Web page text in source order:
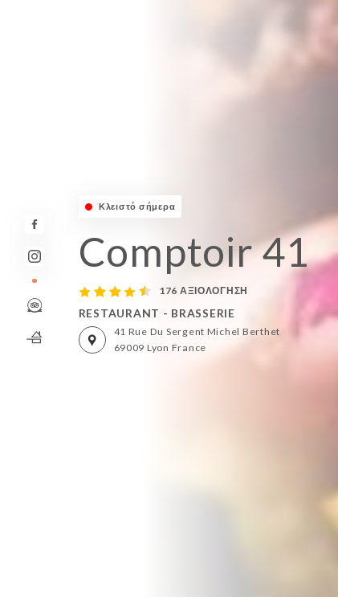
Κλειστό σήμερα
Comptoir 41
176 ΑΞΙΟΛΌΓΗΣΗ
RESTAURANT - BRASSERIE
41 Rue Du Sergent Michel Berthet
69009 Lyon France